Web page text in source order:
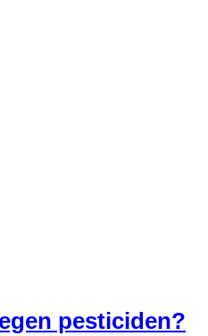
pesticiden?